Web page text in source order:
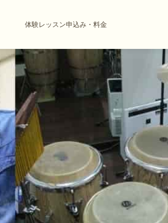
体験レッスン申込み・料金